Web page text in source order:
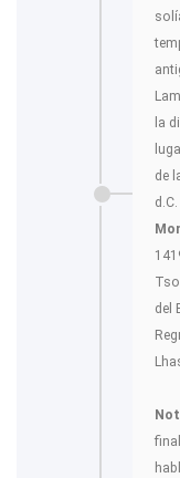
la
de
d.C.
del